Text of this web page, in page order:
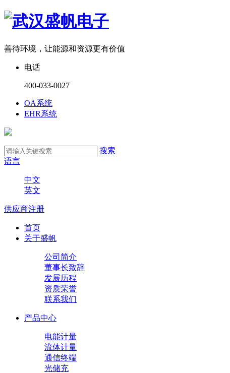
善待环境，让能源和资源更有价值
电话
400-033-0027
OA系统
EHR系统
搜索
语言
中文
英文
供应商注册
首页
关于盛帆
公司简介
董事长致辞
发展历程
资质荣誉
联系我们
产品中心
电能计量
流体计量
通信终端
光储充